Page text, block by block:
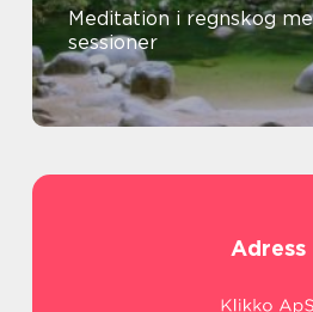
Meditation i regnskog
sessioner
Adress